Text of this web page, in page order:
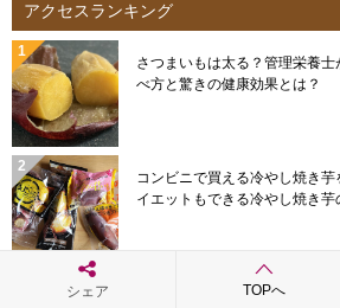
アクセスランキング
さつまいもは太る？管理栄養
べ方と驚きの健康効果とは？
コンビニで買える冷やし焼き
イエットもできる冷やし焼き芋
芽が出たさつまいも、原因は
シェア TOPへ